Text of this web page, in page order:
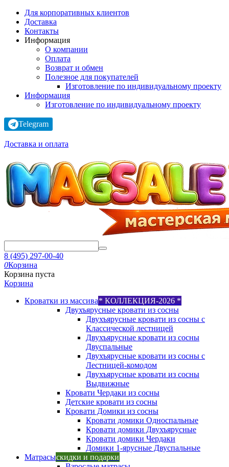
Для корпоративных клиентов
Доставка
Контакты
Информация
О компании
Оплата
Возврат и обмен
Полезное для покупателей
Изготовление по индивидуальному проекту
Информация
Изготовление по индивидуальному проекту
Telegram
Доставка и оплата
8 (495) 297-00-40
0Корзина
Корзина пуста
Корзина
Кроватки из массива* КОЛЛЕКЦИЯ-2026 *
Двухъярусные кровати из сосны
Двухъярусные кровати из сосны с
Классической лестницей
Двухъярусные кровати из сосны
Двуспальные
Двухъярусные кровати из сосны с
Лестницей-комодом
Двухъярусные кровати из сосны
Выдвижные
Кровати Чердаки из сосны
Детские кровати из сосны
Кровати Домики из сосны
Кровати домики Односпальные
Кровати домики Двухъярусные
Кровати домики Чердаки
Домики 1-ярусные Двуспальные
Матрасыскидки и подарки